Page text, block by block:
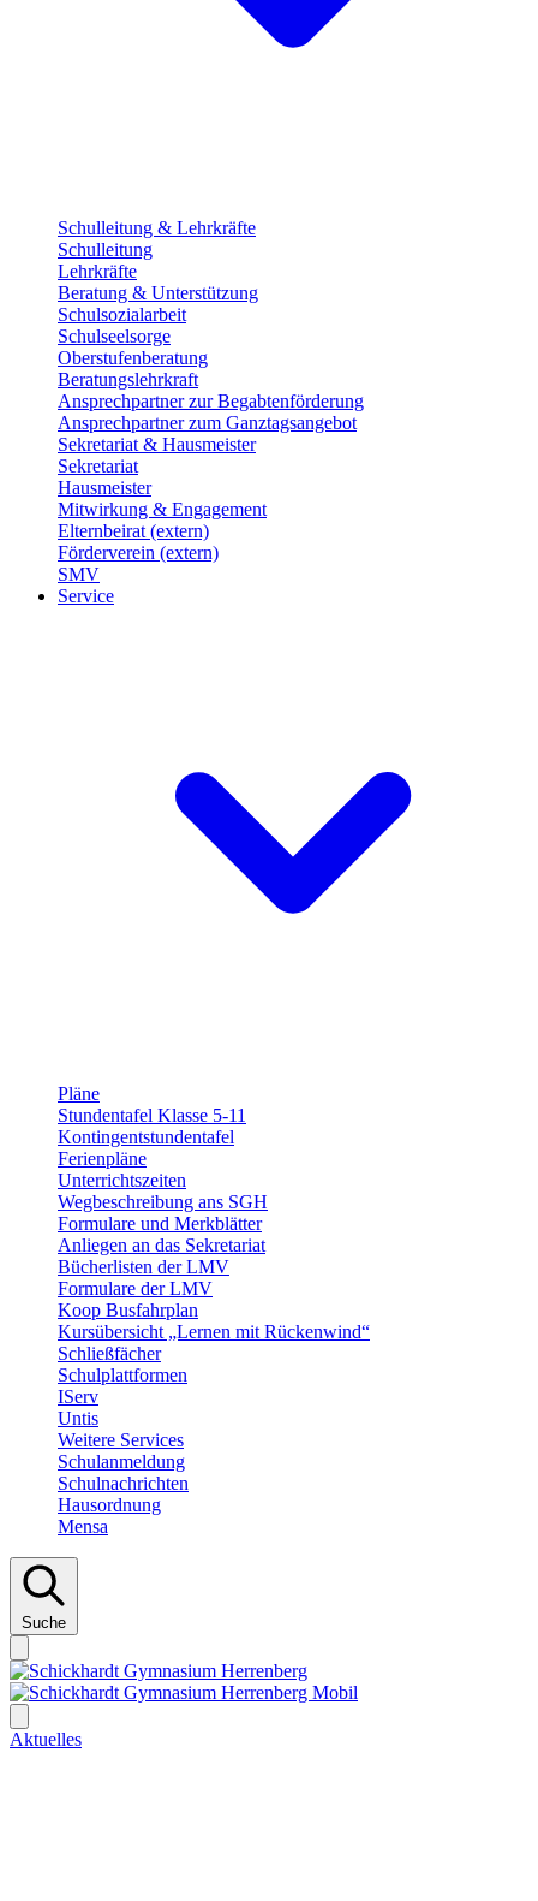
Schulleitung & Lehrkräfte
Schulleitung
Lehrkräfte
Beratung & Unterstützung
Schulsozialarbeit
Schulseelsorge
Oberstufenberatung
Beratungslehrkraft
Ansprechpartner zur Begabtenförderung
Ansprechpartner zum Ganztagsangebot
Sekretariat & Hausmeister
Sekretariat
Hausmeister
Mitwirkung & Engagement
Elternbeirat (extern)
Förderverein (extern)
SMV
Service
Pläne
Stundentafel Klasse 5-11
Kontingentstundentafel
Ferienpläne
Unterrichtszeiten
Wegbeschreibung ans SGH
Formulare und Merkblätter
Anliegen an das Sekretariat
Bücherlisten der LMV
Formulare der LMV
Koop Busfahrplan
Kursübersicht „Lernen mit Rückenwind“
Schließfächer
Schulplattformen
IServ
Untis
Weitere Services
Schulanmeldung
Schulnachrichten
Hausordnung
Mensa
Suche
Aktuelles